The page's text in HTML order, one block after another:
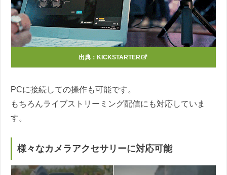
出典： KICKSTARTER
PCに接続しての操作も可能です。
もちろんライブストリーミング配信にも対応していま
す。
様々なカメラアクセサリーに対応可能